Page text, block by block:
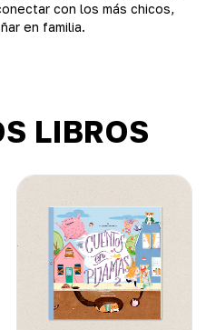
con los más chicos,
en familia.
LIBROS